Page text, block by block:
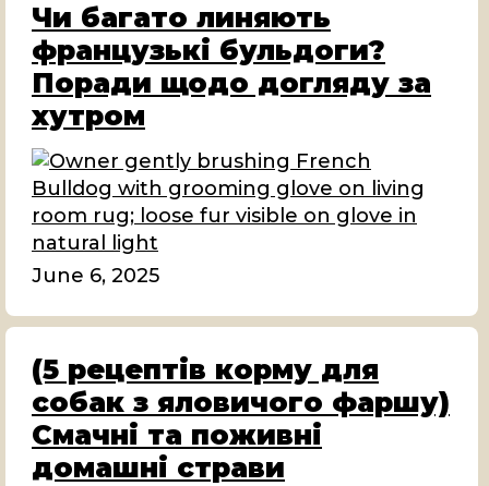
Чи багато линяють
французькі бульдоги?
Поради щодо догляду за
хутром
June 6, 2025
(5 рецептів корму для
собак з яловичого фаршу)
Смачні та поживні
домашні страви